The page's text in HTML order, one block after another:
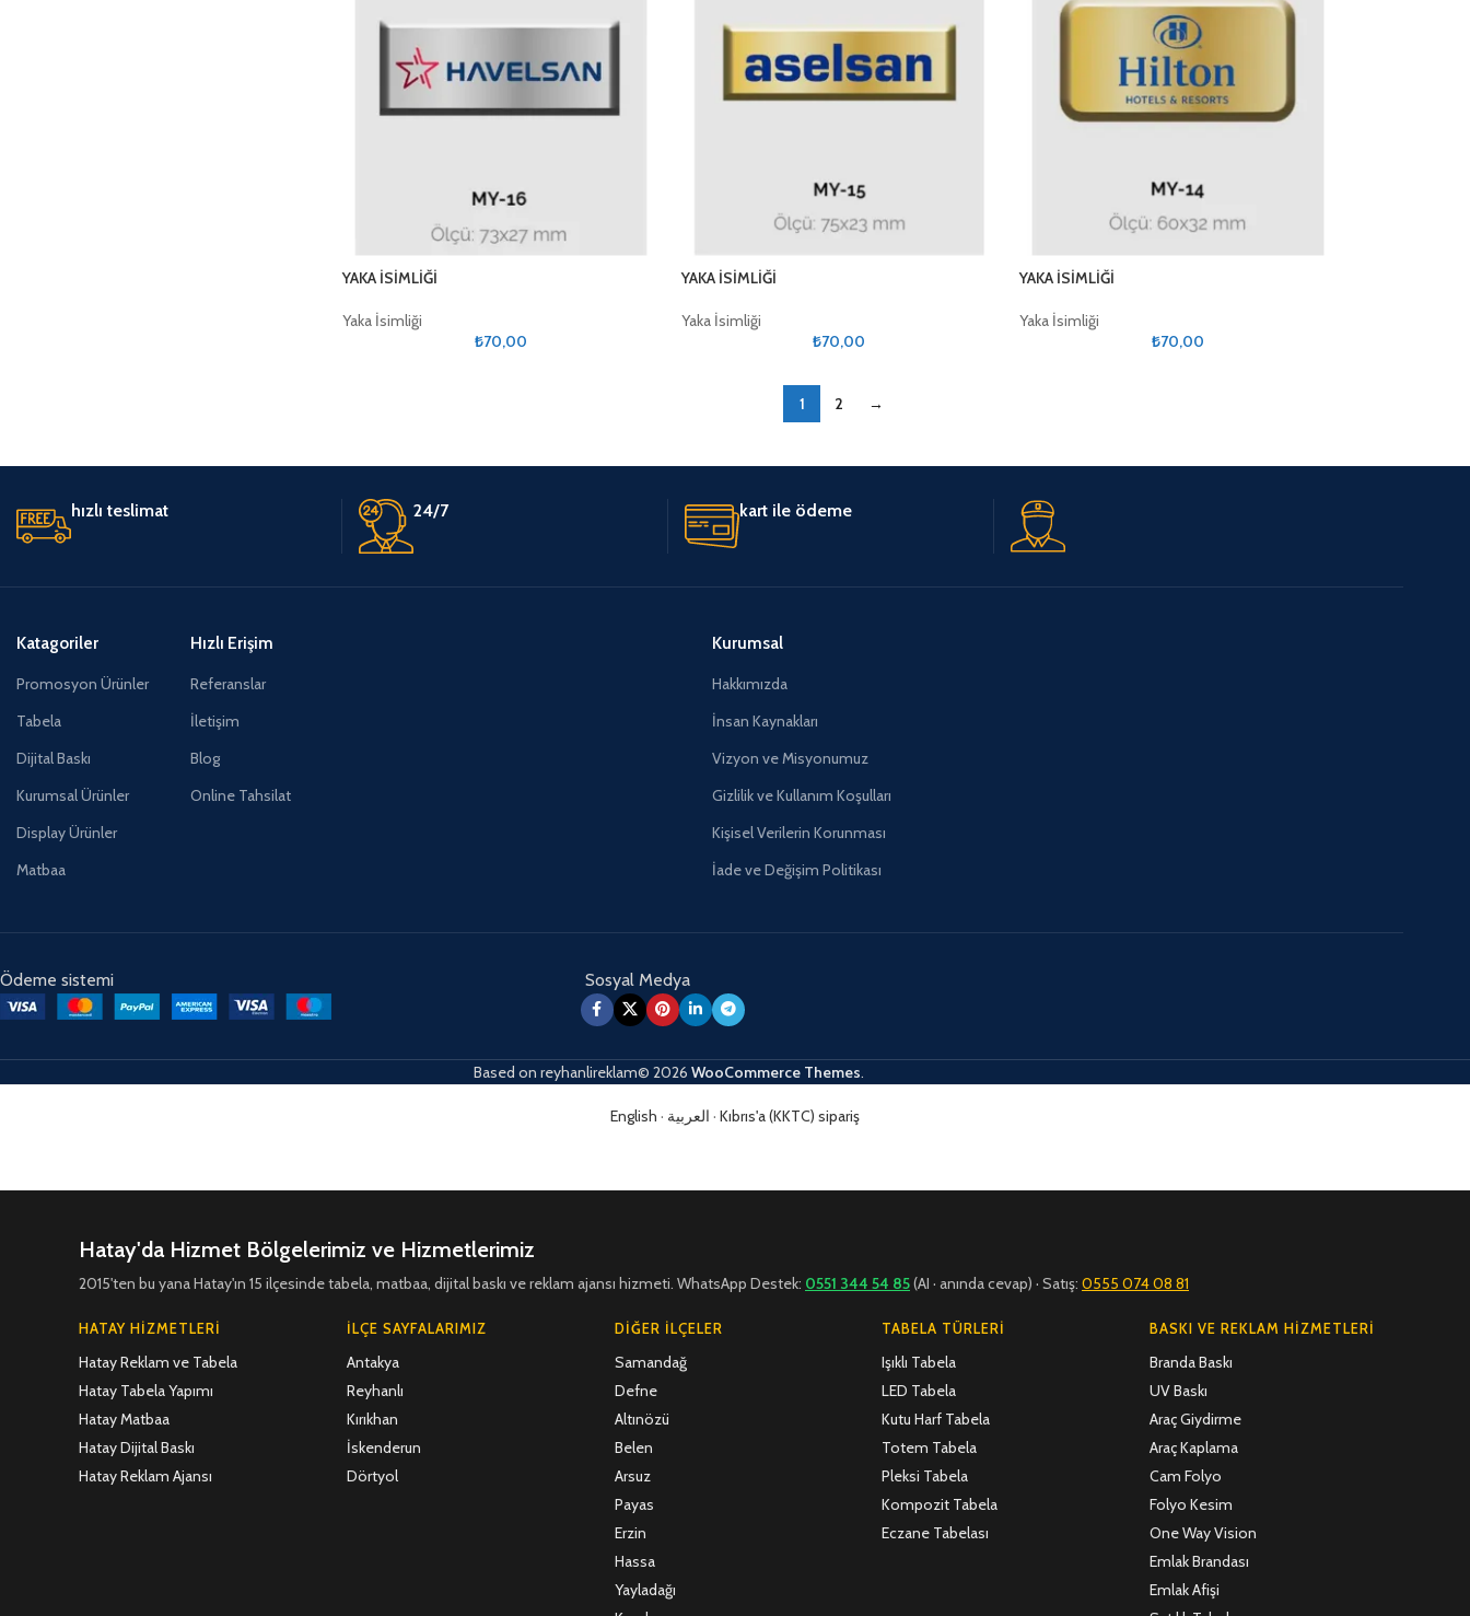
YAKA İSİMLİĞİ
Yaka İsimliği
₺70,00
YAKA İSİMLİĞİ
Yaka İsimliği
₺70,00
YAKA İSİMLİĞİ
Yaka İsimliği
₺70,00
1 2 →
hızlı teslimat 24/7 kart ile ödeme
Katagoriler
Promosyon Ürünler
Tabela
Dijital Baskı
Kurumsal Ürünler
Display Ürünler
Matbaa
Hızlı Erişim
Referanslar
İletişim
Blog
Online Tahsilat
Kurumsal
Hakkımızda
İnsan Kaynakları
Vizyon ve Misyonumuz
Gizlilik ve Kullanım Koşulları
Kişisel Verilerin Korunması
İade ve Değişim Politikası
Ödeme sistemi Sosyal Medya
Based on reyhanlireklam© 2026 WooCommerce Themes.
English · العربية · Kıbrıs'a (KKTC) sipariş
Hatay'da Hizmet Bölgelerimiz ve Hizmetlerimiz
2015'ten bu yana Hatay'ın 15 ilçesinde tabela, matbaa, dijital baskı ve reklam ajansı hizmeti. WhatsApp Destek: 0551 344 54 85(AI · anında cevap) · Satış: 0555 074 08 81
HATAY HIZMETLERI
Hatay Reklam ve Tabela
Hatay Tabela Yapımı
Hatay Matbaa
Hatay Dijital Baskı
Hatay Reklam Ajansı
İLÇE SAYFALARIMIZ
Antakya
Reyhanlı
Kırıkhan
İskenderun
Dörtyol
DIĞER İLÇELER
Samandağ
Defne
Altınözü
Belen
Arsuz
Payas
Erzin
Hassa
Yayladağı
TABELA TÜRLERI
Işıklı Tabela
LED Tabela
Kutu Harf Tabela
Totem Tabela
Pleksi Tabela
Kompozit Tabela
Eczane Tabelası
BASKI VE REKLAM HIZMETLERI
Branda Baskı
UV Baskı
Araç Giydirme
Araç Kaplama
Cam Folyo
Folyo Kesim
One Way Vision
Emlak Brandası
Emlak Afişi